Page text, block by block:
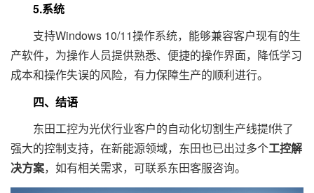
5.系统
支持Windows 10/11操作系统，能够兼容客户现有的生
产软件，为操作人员提供熟悉、便捷的操作界面，降低学习
成本和操作失误的风险，有力保障生产的顺利进行。
四、结语
东田工控为光伏行业客户的自动化切割生产线提f供了
强大的控制支持，在新能源领域，东田也已出过多个工控解
决方案，如有相关需求，可联系东田客服咨询。